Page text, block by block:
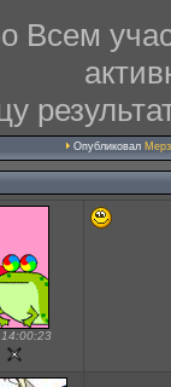
Всем
Опубликовал